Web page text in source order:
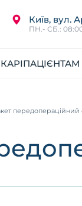
Київ, вул.
ПН.- СБ.:
ПАЦІЄНТАМ
передопераційний